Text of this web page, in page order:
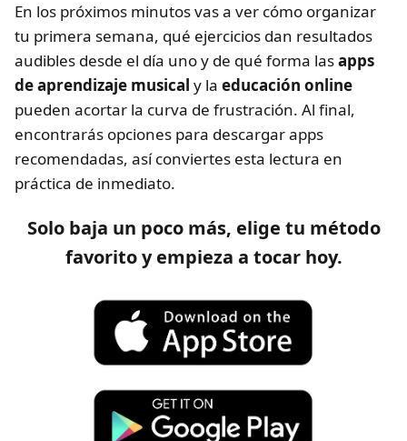
En los próximos minutos vas a ver cómo organizar
tu primera semana, qué ejercicios dan resultados
audibles desde el día uno y de qué forma lasapps
de aprendizaje musical y la educación online
pueden acortar la curva de frustración. Al final,
encontrarás opciones para descargar apps
recomendadas, así conviertes esta lectura en
práctica de inmediato.
Solo baja un poco más, elige tu método
favorito y empieza a tocar hoy.